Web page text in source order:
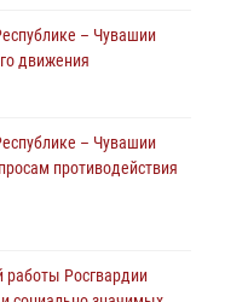
армии Виктор Золотов
с профессиональным
– Чувашии
движения
– Чувашии
противодействия
работы Росгвардии